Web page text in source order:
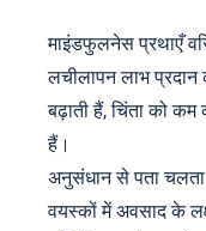
माइंडफुलनेस प्रथाएँ
लचीलापन लाभ
बढ़ाती हैं, चिंता को
हैं।
अनुसंधान से पता
वयस्कों में अवसाद के